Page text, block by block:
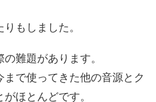
もしました。
難題があります。
で使ってきた他の音源とク
ほとんどです。